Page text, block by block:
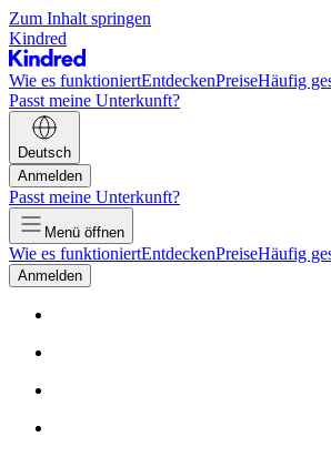
Zum Inhalt springen
Kindred
Wie es funktioniertEntdeckenPreiseHäufig
Passt meine Unterkunft?
Deutsch
Anmelden
Passt meine Unterkunft?
Menü öffnen
Wie es funktioniertEntdeckenPreiseHäufig
Anmelden